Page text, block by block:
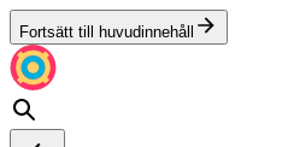
Fortsätt till huvudinnehåll